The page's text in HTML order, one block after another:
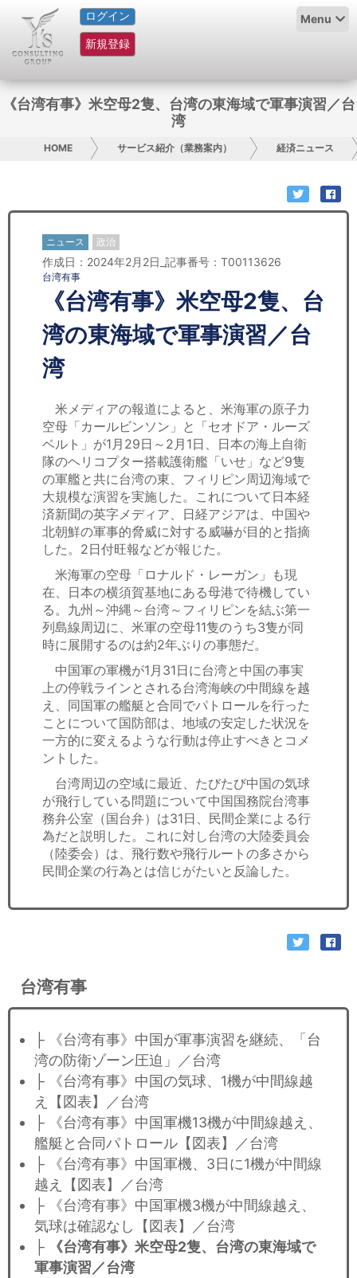
ログイン
新規登録
Menu
HOME
サービス紹介
コラム
お問い合わせ
日本人にPR
コンサルティング
リサーチ
セミナー
労務顧問
ＩＴ
飲食店情報
《台湾有事》米空母2隻、台湾の東海域で軍事演習／台
湾
HOME サービス紹介（業務案内） 経済ニュース
ニュース 政治
作成日：2024年2月2日_記事番号：T00113626
台湾有事
《台湾有事》米空母2隻、台
湾の東海域で軍事演習／台
湾
米メディアの報道によると、米海軍の原子力
空母「カールビンソン」と「セオドア・ルーズ
ベルト」が1月29日～2月1日、日本の海上自衛
隊のヘリコプター搭載護衛艦「いせ」など9隻
の軍艦と共に台湾の東、フィリピン周辺海域で
大規模な演習を実施した。これについて日本経
済新聞の英字メディア、日経アジアは、中国や
北朝鮮の軍事的脅威に対する威嚇が目的と指摘
した。2日付旺報などが報じた。
米海軍の空母「ロナルド・レーガン」も現
在、日本の横須賀基地にある母港で待機してい
る。九州～沖縄～台湾～フィリピンを結ぶ第一
列島線周辺に、米軍の空母11隻のうち3隻が同
時に展開するのは約2年ぶりの事態だ。
中国軍の軍機が1月31日に台湾と中国の事実
上の停戦ラインとされる台湾海峡の中間線を越
え、同国軍の艦艇と合同でパトロールを行った
ことについて国防部は、地域の安定した状況を
一方的に変えるような行動は停止すべきとコメ
ントした。
台湾周辺の空域に最近、たびたび中国の気球
が飛行している問題について中国国務院台湾事
務弁公室（国台弁）は31日、民間企業による行
為だと説明した。これに対し台湾の大陸委員会
（陸委会）は、飛行数や飛行ルートの多さから
民間企業の行為とは信じがたいと反論した。
台湾有事
├ 《台湾有事》中国が軍事演習を継続、「台
湾の防衛ゾーン圧迫」／台湾
├ 《台湾有事》中国の気球、1機が中間線越
え【図表】／台湾
├ 《台湾有事》中国軍機13機が中間線越え、
艦艇と合同パトロール【図表】／台湾
├ 《台湾有事》中国軍機、3日に1機が中間線
越え【図表】／台湾
├ 《台湾有事》中国軍機3機が中間線越え、
気球は確認なし【図表】／台湾
├
《台湾有事》米空母2隻、台湾の東海域で
軍事演習／台湾